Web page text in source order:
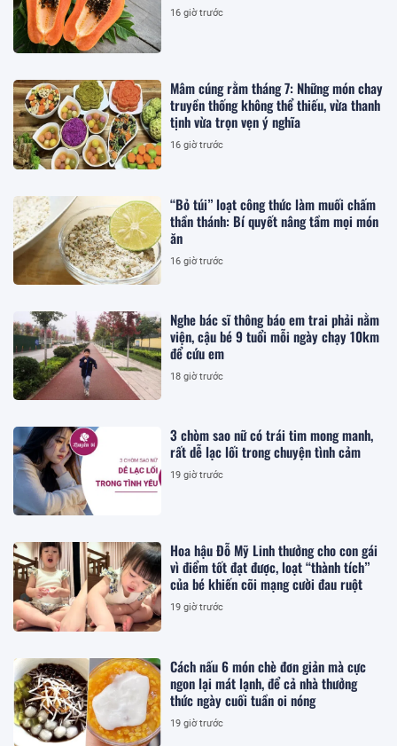
16 giờ trước
Mâm cúng rằm tháng 7: Những món chay
truyền thống không thể thiếu, vừa thanh
tịnh vừa trọn vẹn ý nghĩa
16 giờ trước
“Bỏ túi” loạt công thức làm muối chấm
thần thánh: Bí quyết nâng tầm mọi món
ăn
16 giờ trước
Nghe bác sĩ thông báo em trai phải nằm
viện, cậu bé 9 tuổi mỗi ngày chạy 10km
để cứu em
18 giờ trước
3 chòm sao nữ có trái tim mong manh,
rất dễ lạc lối trong chuyện tình cảm
19 giờ trước
Hoa hậu Đỗ Mỹ Linh thưởng cho con gái
vì điểm tốt đạt được, loạt “thành tích”
của bé khiến cõi mạng cười đau ruột
19 giờ trước
Cách nấu 6 món chè đơn giản mà cực
ngon lại mát lạnh, để cả nhà thưởng
thức ngày cuối tuần oi nóng
19 giờ trước